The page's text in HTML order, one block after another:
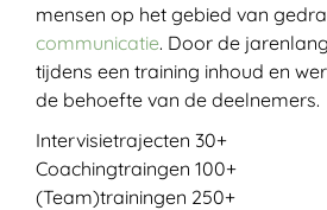
mensen op het gebied van
communicatie. Door de
tijdens een training inhoud en
de behoefte van de deelnemers.
Intervisietrajecten 30+
Coachingtraingen 100+
(Team)trainingen 250+